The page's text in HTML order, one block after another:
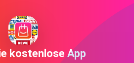
kostenlose App